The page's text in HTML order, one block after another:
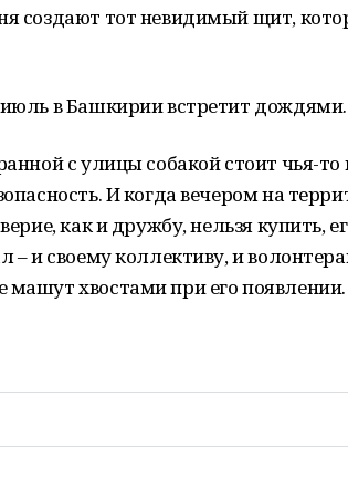
создают тот невидимый щит,
в Башкирии встретит дождями.
с улицы собакой стоит чья-
И когда вечером на
как и дружбу, нельзя купить,
– и своему коллективу, и
хвостами при его появлении.